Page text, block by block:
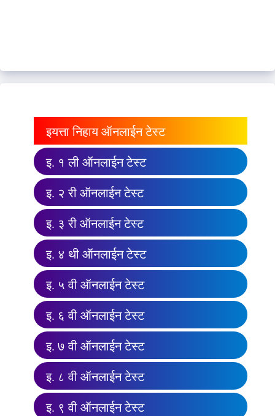
इयत्ता निहाय ऑनलाईन टेस्ट
इ. १ ली ऑनलाईन टेस्ट
इ. २ री ऑनलाईन टेस्ट
इ. ३ री ऑनलाईन टेस्ट
इ. ४ थी ऑनलाईन टेस्ट
इ. ५ वी ऑनलाईन टेस्ट
इ. ६ वी ऑनलाईन टेस्ट
इ. ७ वी ऑनलाईन टेस्ट
इ. ८ वी ऑनलाईन टेस्ट
इ. ९ वी ऑनलाईन टेस्ट